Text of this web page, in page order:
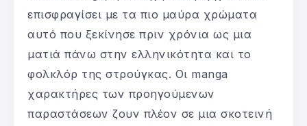
επισφραγίσει με τα πιο μαύρα χρώματα
αυτό που ξεκίνησε πριν χρόνια ως μια
ματιά πάνω στην ελληνικότητα και το
φολκλόρ της στρούγκας. Οι manga
χαρακτήρες των προηγούμενων
παραστάσεων ζουν πλέον σε μια σκοτεινή